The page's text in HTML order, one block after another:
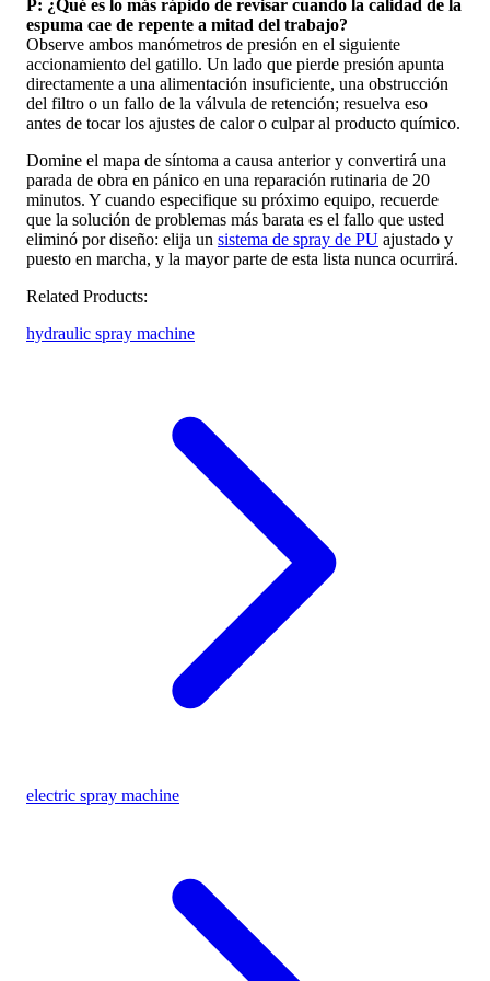
P: ¿Qué es lo más rápido de revisar cuando la calidad de la
espuma cae de repente a mitad del trabajo?
Observe ambos manómetros de presión en el siguiente
accionamiento del gatillo. Un lado que pierde presión apunta
directamente a una alimentación insuficiente, una obstrucción
del filtro o un fallo de la válvula de retención; resuelva eso
antes de tocar los ajustes de calor o culpar al producto químico.
Domine el mapa de síntoma a causa anterior y convertirá una
parada de obra en pánico en una reparación rutinaria de 20
minutos. Y cuando especifique su próximo equipo, recuerde
que la solución de problemas más barata es el fallo que usted
eliminó por diseño: elija un sistema de spray de PU ajustado y
puesto en marcha, y la mayor parte de esta lista nunca ocurrirá.
Related Products:
hydraulic spray machine
electric spray machine